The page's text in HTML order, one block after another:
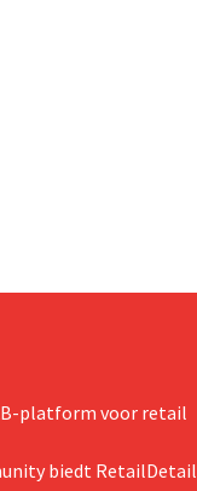
platform voor retail
biedt RetailDetail